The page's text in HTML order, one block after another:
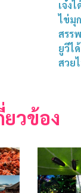
เจ๋ง
ไข่มุ
สรร
ยูวีไ
สวย
วข้อง